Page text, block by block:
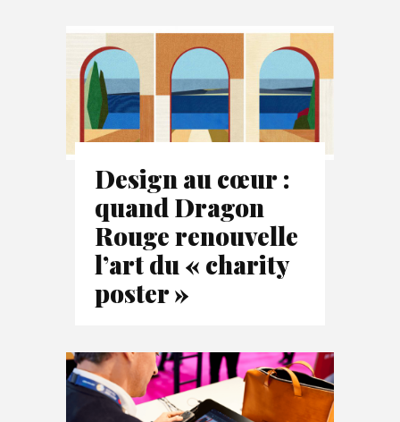
Design au cœur :
quand Dragon
Rouge renouvelle
l’art du « charity
poster »